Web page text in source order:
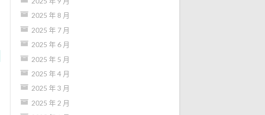
2025 年 8 月
2025 年 7 月
2025 年 6 月
2025 年 5 月
2025 年 4 月
2025 年 3 月
2025 年 2 月